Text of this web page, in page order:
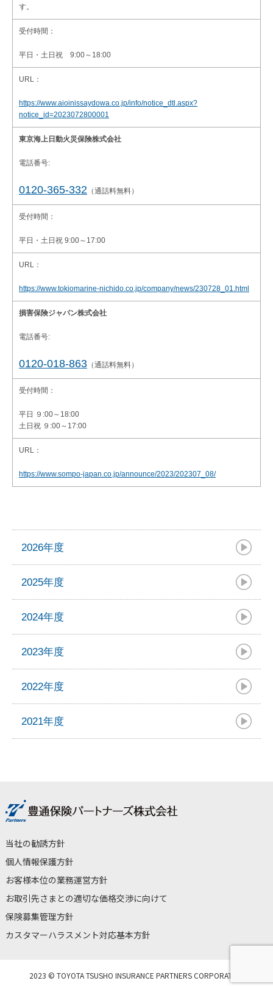
す。
受付時間：
平日・土日祝 9:00～18:00
URL：
https://www.aioinissaydowa.co.jp/info/notice_dtl.aspx?
notice_id=2023072800001
東京海上日動火災保険株式会社
電話番号:
0120-365-332 （通話料無料）
受付時間：
平日・土日祝 9:00～17:00
URL：
https://www.tokiomarine-nichido.co.jp/company/news/230728_01.html
損害保険ジャパン株式会社
電話番号:
0120-018-863 （通話料無料）
受付時間：
平日 ９:00～18:00
土日祝 ９:00～17:00
URL：
https://www.sompo-japan.co.jp/announce/2023/202307_08/
2026年度
2025年度
2024年度
2023年度
2022年度
2021年度
当社の勧誘方針
個人情報保護方針
お客様本位の業務運営方針
お取引先さまとの適切な価格交渉に向けて
保険募集管理方針
カスタマーハラスメント対応基本方針
2023 © TOYOTA TSUSHO INSURANCE PARTNERS CORPORATION